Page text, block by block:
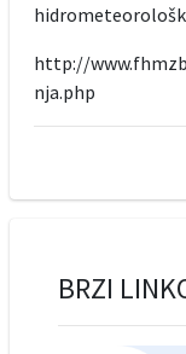
http://
nja.php
BRZI